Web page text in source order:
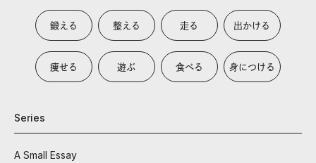
鍛える 整える 走る 出かける
痩せる 遊ぶ 食べる 身につける
Series
A Small Essay